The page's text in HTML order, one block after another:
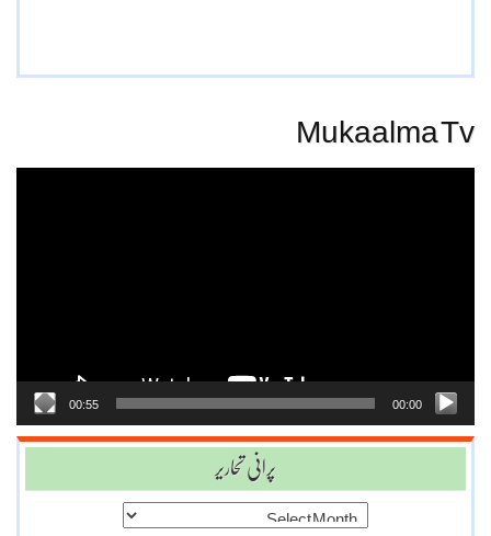
Mukaalma Tv
00:00
00:55
پرانی تحاریر